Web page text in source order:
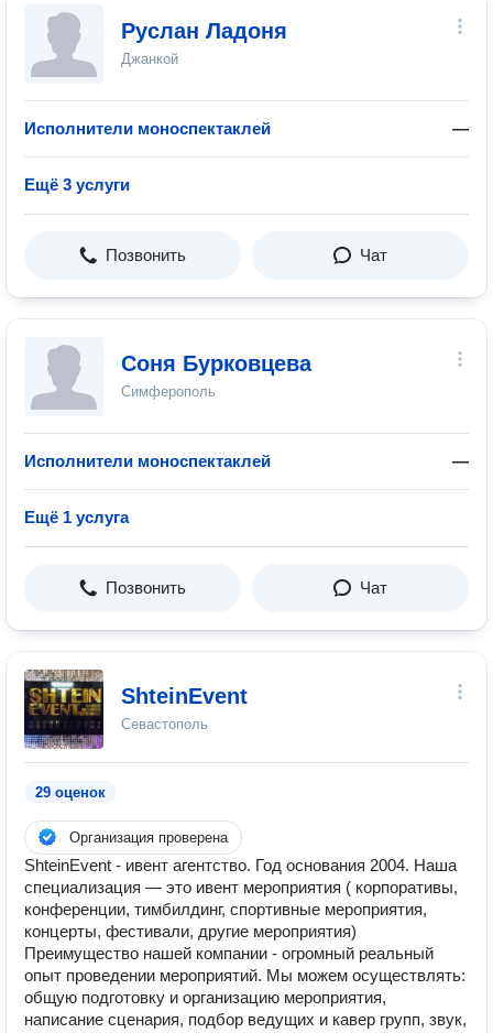
Руслан Ладоня
Джанкой
Исполнители моноспектаклей —
Ещё 3 услуги
Позвонить Чат
Соня Бурковцева
Симферополь
Исполнители моноспектаклей —
Ещё 1 услуга
Позвонить Чат
ShteinEvent
Севастополь
29 оценок
Организация проверена
ShteinEvent - ивент агентство. Год основания 2004. Наша
специализация — это ивент мероприятия ( корпоративы,
конференции, тимбилдинг, спортивные мероприятия,
концерты, фестивали, другие мероприятия)
Преимущество нашей компании - огромный реальный
опыт проведении мероприятий. Мы можем осуществлять:
общую подготовку и организацию мероприятия,
написание сценария, подбор ведущих и кавер групп, звук,